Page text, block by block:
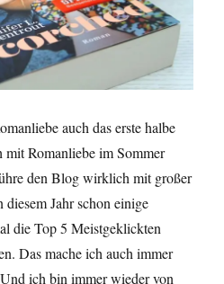
auch das erste halbe
mit Romanliebe im Sommer
den Blog wirklich mit großer
Jahr schon einige
die Top 5 Meistgeklickten
Das mache ich auch immer
ich bin immer wieder von